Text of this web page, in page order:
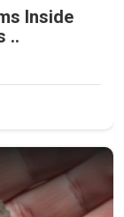
Inside
..